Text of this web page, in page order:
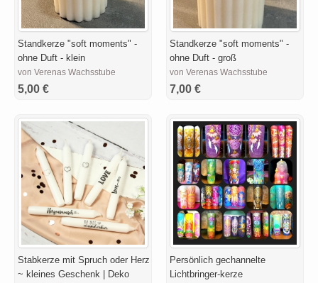
Standkerze "soft moments" -
ohne Duft - klein
von Verenas Wachsstube
5,00 €
Standkerze "soft moments" -
ohne Duft - groß
von Verenas Wachsstube
7,00 €
Stabkerze mit Spruch oder Herz
~ kleines Geschenk | Deko
Persönlich gechannelte
Lichtbringer-kerze